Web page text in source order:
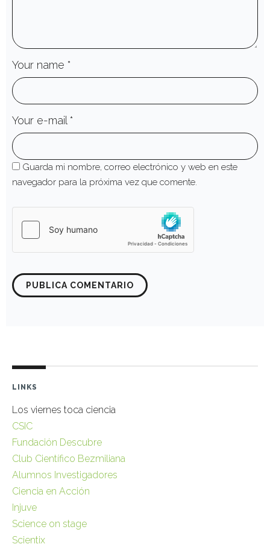
Your name *
Your e-mail*
Guarda mi nombre, correo electrónico y web en este
navegador para la próxima vez que comente.
LINKS
Los viernes toca ciencia
CSIC
Fundación Descubre
Club Científico Bezmiliana
Alumnos Investigadores
Ciencia en Acción
Injuve
Science on stage
Scientix